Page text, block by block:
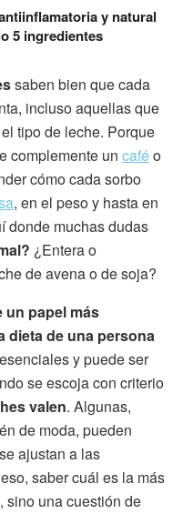
y natural
5 ingredientes
saben bien que cada
incluso aquellas que
tipo de leche. Porque
complemente un caféo
cómo cada sorbo
, en el peso y hasta en
donde muchas dudas
¿Entera o
de avena o de soja?
un papel más
dieta de una persona
y puede ser
se escoja con criterio
valen. Algunas,
de moda, pueden
ajustan a las
saber cuál es la más
sino una cuestión de